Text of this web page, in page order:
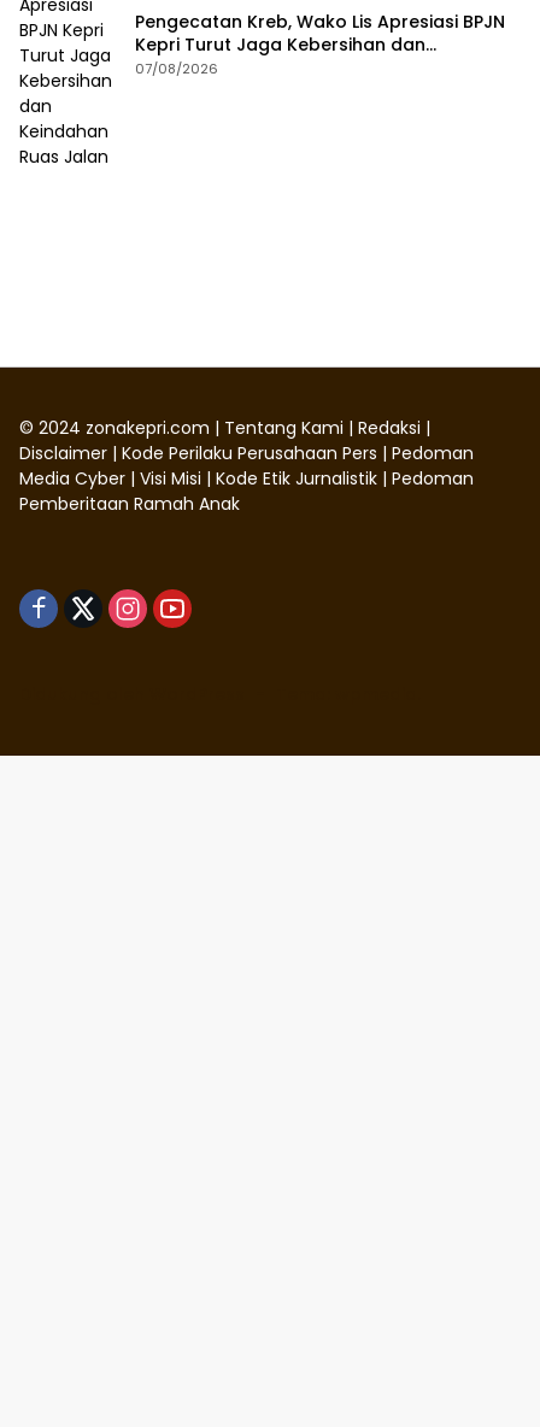
Pengecatan Kreb, Wako Lis Apresiasi BPJN
Kepri Turut Jaga Kebersihan dan
Keindahan Ruas Jalan
07/08/2026
© 2024 zonakepri.com | Tentang Kami | Redaksi |
Disclaimer | Kode Perilaku Perusahaan Pers | Pedoman
Media Cyber | Visi Misi | Kode Etik Jurnalistik | Pedoman
Pemberitaan Ramah Anak